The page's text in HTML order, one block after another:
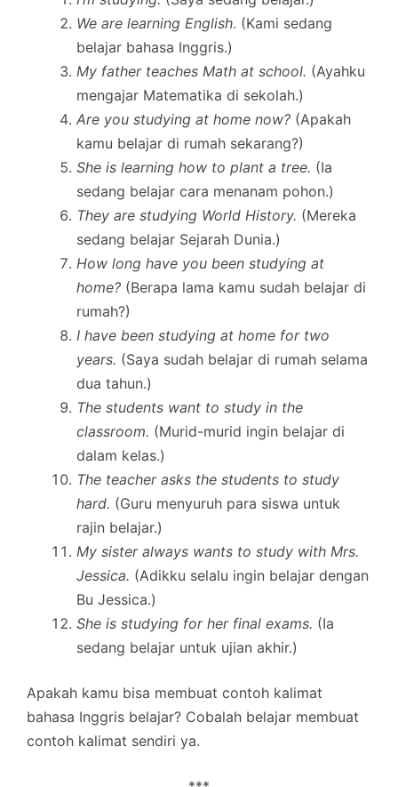
We are learning English. (Kami sedang
belajar bahasa Inggris.)
My father teaches Math at school. (Ayahku
mengajar Matematika di sekolah.)
Are you studying at home now? (Apakah
kamu belajar di rumah sekarang?)
She is learning how to plant a tree. (Ia
sedang belajar cara menanam pohon.)
They are studying World History. (Mereka
sedang belajar Sejarah Dunia.)
How long have you been studying at
home? (Berapa lama kamu sudah belajar di
rumah?)
I have been studying at home for two
years. (Saya sudah belajar di rumah selama
dua tahun.)
The students want to study in the
classroom. (Murid-murid ingin belajar di
dalam kelas.)
The teacher asks the students to study
hard. (Guru menyuruh para siswa untuk
rajin belajar.)
My sister always wants to study with Mrs.
Jessica. (Adikku selalu ingin belajar dengan
Bu Jessica.)
She is studying for her final exams. (Ia
sedang belajar untuk ujian akhir.)
Apakah kamu bisa membuat contoh kalimat
bahasa Inggris belajar? Cobalah belajar membuat
contoh kalimat sendiri ya.